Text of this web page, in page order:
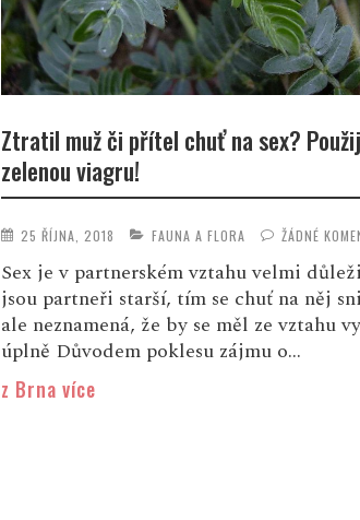
Ztratil muž či přítel chuť na sex?
zelenou viagru!
25 ŘÍJNA, 2018 FAUNA A FLORA ŽÁDNÉ
Sex je v partnerském vztahu velmi
jsou partneři starší, tím se chuť na něj
ale neznamená, že by se měl ze vztahu
úplně Důvodem poklesu zájmu o...
z Brna více